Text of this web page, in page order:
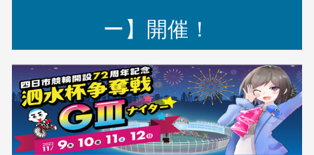
ー】開催！